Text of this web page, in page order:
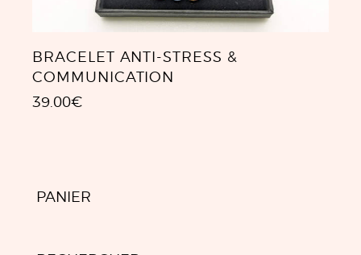
BRACELET ANTI-STRESS &
COMMUNICATION
39.00€
PANIER